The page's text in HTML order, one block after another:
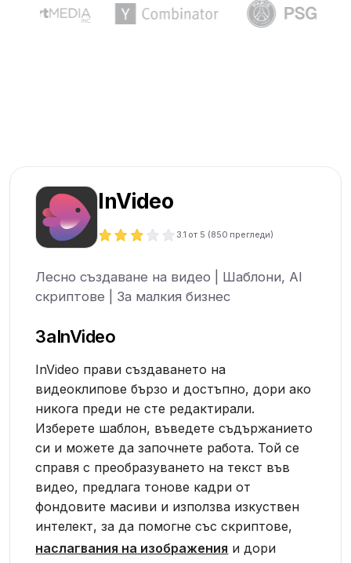
InVideo
3.1 от 5 (850 прегледи)
Лесно създаване на видео | Шаблони, AI
скриптове | За малкия бизнес
ЗаInVideo
InVideo прави създаването на
видеоклипове бързо и достъпно, дори ако
никога преди не сте редактирали.
Изберете шаблон, въведете съдържанието
си и можете да започнете работа. Той се
справя с преобразуването на текст във
видео, предлага тонове кадри от
фондовите масиви и използва изкуствен
интелект, за да помогне със скриптове,
наслагвания на изображения и дори